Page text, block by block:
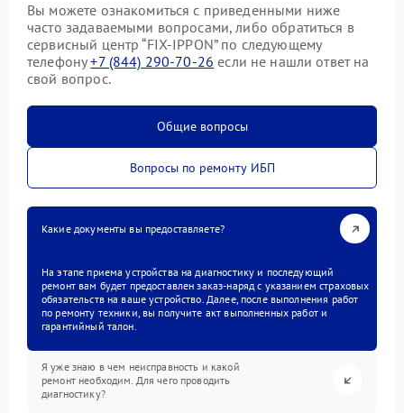
Вы можете ознакомиться с приведенными ниже
часто задаваемыми вопросами, либо обратиться в
сервисный центр “FIX-IPPON” по следующему
телефону+7 (844) 290-70-26 если не нашли ответ на
свой вопрос.
Общие вопросы
Вопросы по ремонту ИБП
Какие документы вы предоставляете?
На этапе приема устройства на диагностику и последующий
ремонт вам будет предоставлен заказ-наряд с указанием страховых
обязательств на ваше устройство. Далее, после выполнения работ
по ремонту техники, вы получите акт выполненных работ и
гарантийный талон.
Я уже знаю в чем неисправность и какой
ремонт необходим. Для чего проводить
диагностику?